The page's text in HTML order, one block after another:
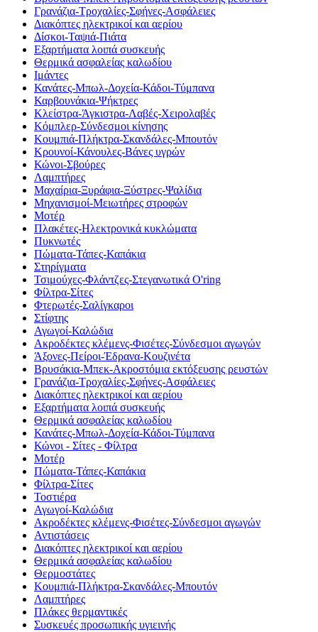
Γρανάζια-Τροχαλίες-Σφήνες-Ασφάλειες
Διακόπτες ηλεκτρικοί και αερίου
Δίσκοι-Ταψιά-Πιάτα
Εξαρτήματα λοιπά συσκευής
Θερμικά ασφαλείας καλωδίου
Ιμάντες
Κανάτες-Μπωλ-Δοχεία-Κάδοι-Τύμπανα
Καρβουνάκια-Ψήκτρες
Κλείστρα-Άγκιστρα-Λαβές-Χειρολαβές
Κόμπλερ-Σύνδεσμοι κίνησης
Κουμπιά-Πλήκτρα-Σκανδάλες-Μπουτόν
Κρουνοί-Κάνουλες-Βάνες υγρών
Κώνοι-Σβούρες
Λαμπτήρες
Μαχαίρια-Ξυράφια-Ξύστρες-Ψαλίδια
Μηχανισμοί-Μειωτήρες στροφών
Μοτέρ
Πλακέτες-Ηλεκτρονικά κυκλώματα
Πυκνωτές
Πώματα-Τάπες-Καπάκια
Στηρίγματα
Τσιμούχες-Φλάντζες-Στεγανωτικά O'ring
Φίλτρα-Σίτες
Φτερωτές-Σαλίγκαροι
Στίφτης
Αγωγοί-Καλώδια
Ακροδέκτες κλέμενς-Φισέτες-Σύνδεσμοι αγωγών
Άξονες-Πείροι-Έδρανα-Κουζινέτα
Βρυσάκια-Μπεκ-Ακροστόμια εκτόξευσης ρευστών
Γρανάζια-Τροχαλίες-Σφήνες-Ασφάλειες
Διακόπτες ηλεκτρικοί και αερίου
Εξαρτήματα λοιπά συσκευής
Θερμικά ασφαλείας καλωδίου
Κανάτες-Μπωλ-Δοχεία-Κάδοι-Τύμπανα
Κώνοι - Σίτες - Φίλτρα
Μοτέρ
Πώματα-Τάπες-Καπάκια
Φίλτρα-Σίτες
Τοστιέρα
Αγωγοί-Καλώδια
Ακροδέκτες κλέμενς-Φισέτες-Σύνδεσμοι αγωγών
Αντιστάσεις
Διακόπτες ηλεκτρικοί και αερίου
Θερμικά ασφαλείας καλωδίου
Θερμοστάτες
Κουμπιά-Πλήκτρα-Σκανδάλες-Μπουτόν
Λαμπτήρες
Πλάκες θερμαντικές
Συσκευές προσωπικής υγιεινής